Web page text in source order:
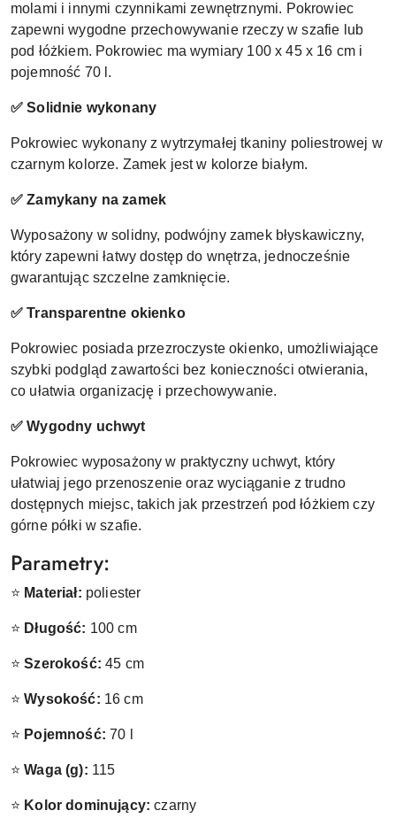
molami i innymi czynnikami zewnętrznymi. Pokrowiec
zapewni wygodne przechowywanie rzeczy w szafie lub
pod łóżkiem. Pokrowiec ma wymiary 100 x 45 x 16 cm i
pojemność 70 l.
✅ Solidnie wykonany
Pokrowiec wykonany z wytrzymałej tkaniny poliestrowej w
czarnym kolorze. Zamek jest w kolorze białym.
✅ Zamykany na zamek
Wyposażony w solidny, podwójny zamek błyskawiczny,
który zapewni łatwy dostęp do wnętrza, jednocześnie
gwarantując szczelne zamknięcie.
✅ Transparentne okienko
Pokrowiec posiada przezroczyste okienko, umożliwiające
szybki podgląd zawartości bez konieczności otwierania,
co ułatwia organizację i przechowywanie.
✅ Wygodny uchwyt
Pokrowiec wyposażony w praktyczny uchwyt, który
ułatwiaj jego przenoszenie oraz wyciąganie z trudno
dostępnych miejsc, takich jak przestrzeń pod łóżkiem czy
górne półki w szafie.
Parametry:
⭐ Materiał: poliester
⭐ Długość: 100 cm
⭐Szerokość: 45 cm
⭐Wysokość: 16 cm
⭐ Pojemność: 70 l
⭐Waga (g): 115
⭐ Kolor dominujący: czarny